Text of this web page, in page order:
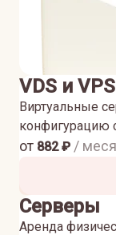
VDS и VPS
Виртуальные
конфигурацию
от 882₽ /
Серверы
Аренда